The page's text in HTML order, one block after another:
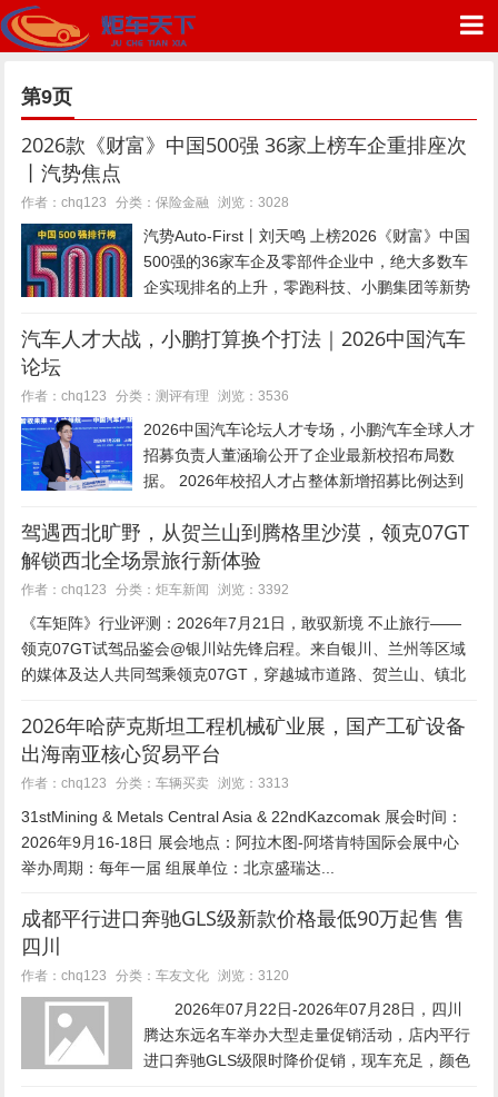
炬车天下
第9页
2026款《财富》中国500强 36家上榜车企重排座次
丨汽势焦点
作者：chq123 分类：保险金融 浏览：3028
汽势Auto-First丨刘天鸣 上榜2026《财富》中国
500强的36家车企及零部件企业中，绝大多数车
企实现排名的上升，零跑科技、小鹏集团等新势
的2026中国500强榜单，上榜的500...
汽车人才大战，小鹏打算换个打法｜2026中国汽车
论坛
作者：chq123 分类：测评有理 浏览：3536
2026中国汽车论坛人才专场，小鹏汽车全球人才
招募负责人董涵瑜公开了企业最新校招布局数
据。 2026年校招人才占整体新增招募比例达到
销售类人员分别入职了1000人。按照小鹏规划，
2027届校园招聘...
驾遇西北旷野，从贺兰山到腾格里沙漠，领克07GT
解锁西北全场景旅行新体验
作者：chq123 分类：炬车新闻 浏览：3392
《车矩阵》行业评测：2026年7月21日，敢驭新境 不止旅行——
领克07GT试驾品鉴会@银川站先锋启程。来自银川、兰州等区域
的媒体及达人共同驾乘领克07GT，穿越城市道路、贺兰山、镇北
2026年哈萨克斯坦工程机械矿业展，国产工矿设备
出海南亚核心贸易平台
作者：chq123 分类：车辆买卖 浏览：3313
31stMining & Metals Central Asia & 22ndKazcomak 展会时间：
2026年9月16-18日 展会地点：阿拉木图-阿塔肯特国际会展中心
举办周期：每年一届 组展单位：北京盛瑞达...
成都平行进口奔驰GLS级新款价格最低90万起售 售
四川
作者：chq123 分类：车友文化 浏览：3120
2026年07月22日-2026年07月28日，四川
腾达东远名车举办大型走量促销活动，店内平行
进口奔驰GLS级限时降价促销，现车充足，颜色